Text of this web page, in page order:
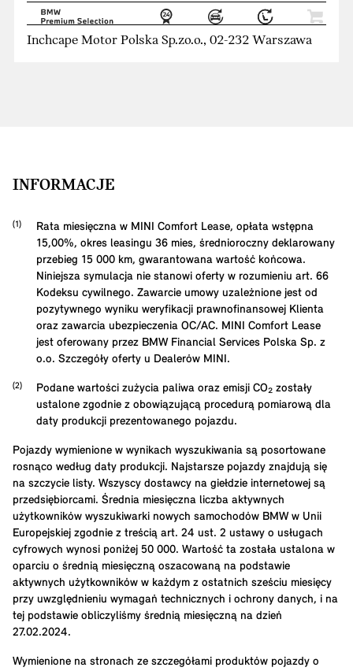
Inchcape Motor Polska Sp.zo.o., 02-232 Warszawa
INFORMACJE
Rata miesięczna w MINI Comfort Lease, opłata wstępna
15,00%, okres leasingu 36 mies, średnioroczny deklarowany
przebieg 15 000 km, gwarantowana wartość końcowa.
Niniejsza symulacja nie stanowi oferty w rozumieniu art. 66
Kodeksu cywilnego. Zawarcie umowy uzależnione jest od
pozytywnego wyniku weryfikacji prawnofinansowej Klienta
oraz zawarcia ubezpieczenia OC/AC. MINI Comfort Lease
jest oferowany przez BMW Financial Services Polska Sp. z
o.o. Szczegóły oferty u Dealerów MINI.
Podane wartości zużycia paliwa oraz emisji CO₂ zostały
ustalone zgodnie z obowiązującą procedurą pomiarową dla
daty produkcji prezentowanego pojazdu.
Pojazdy wymienione w wynikach wyszukiwania są posortowane
rosnąco według daty produkcji. Najstarsze pojazdy znajdują się
na szczycie listy. Wszyscy dostawcy na giełdzie internetowej są
przedsiębiorcami. Średnia miesięczna liczba aktywnych
użytkowników wyszukiwarki nowych samochodów BMW w Unii
Europejskiej zgodnie z treścią art. 24 ust. 2 ustawy o usługach
cyfrowych wynosi poniżej 50 000. Wartość ta została ustalona w
oparciu o średnią miesięczną oszacowaną na podstawie
aktywnych użytkowników w każdym z ostatnich sześciu miesięcy
przy uwzględnieniu wymagań technicznych i ochrony danych, i na
tej podstawie obliczyliśmy średnią miesięczną na dzień
27.02.2024.
Wymienione na stronach ze szczegółami produktów pojazdy o